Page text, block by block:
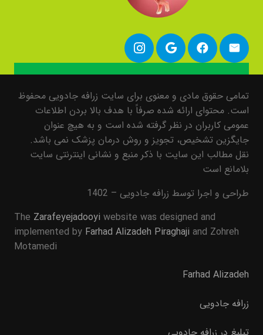
تمامی حقوق مادی و معنوی برای سایت زرافه جادویی محفوظ
است. محتوای ارائه شده صرفاً با هدف بالا بردن اطلاعات
عمومی کاربران در نظر گرفته شده است و به هیچ عنوان
جایگزین تشخیص، تجویز و روش درمان پزشک نمی باشد.
نقل مطالب این سایت با ذکر منبع و نشانی اینترنتی سایت
بلامانع است
طراحی و اجرا توسط زرافه جادویی – 1402
The Zarafeyejadooyi website was designed and
implemented by Farhad Alizadeh Piraghaji and Zohreh
Motamedi
Farhad Alizadeh
زرافه جادویی